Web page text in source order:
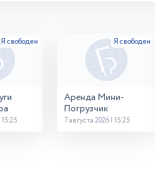
Аренда Мини-
Погрузчик
7 августа 2026 | 15:25